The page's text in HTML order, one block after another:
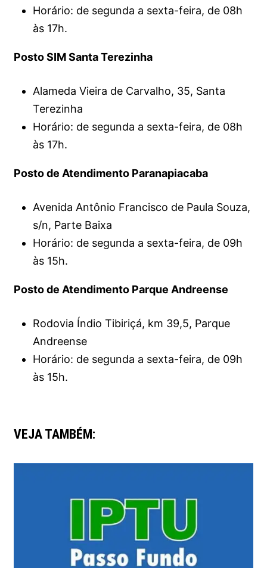
Horário: de segunda a sexta-feira, de 08h
às 17h.
Posto SIM Santa Terezinha
Alameda Vieira de Carvalho, 35, Santa
Terezinha
Horário: de segunda a sexta-feira, de 08h
às 17h.
Posto de Atendimento Paranapiacaba
Avenida Antônio Francisco de Paula Souza,
s/n, Parte Baixa
Horário: de segunda a sexta-feira, de 09h
às 15h.
Posto de Atendimento Parque Andreense
Rodovia Índio Tibiriçá, km 39,5, Parque
Andreense
Horário: de segunda a sexta-feira, de 09h
às 15h.
VEJA TAMBÉM: